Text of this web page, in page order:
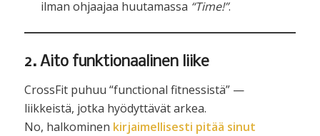
ilman ohjaajaa huutamassa “Time!”.
2. Aito funktionaalinen liike
CrossFit puhuu “functional fitnessistä” —
liikkeistä, jotka hyödyttävät arkea.
No, halkominen kirjaimellisesti pitää sinut